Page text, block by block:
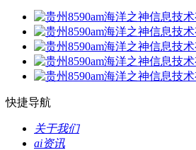
快捷导航
关于我们
ai资讯